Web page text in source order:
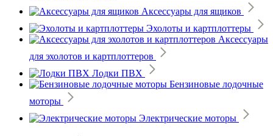
Аксессуары для ящиков
Эхолоты и картплоттеры
Аксессуары
для эхолотов и картплоттеров
Лодки ПВХ
Бензиновые лодочные
моторы
Электрические моторы